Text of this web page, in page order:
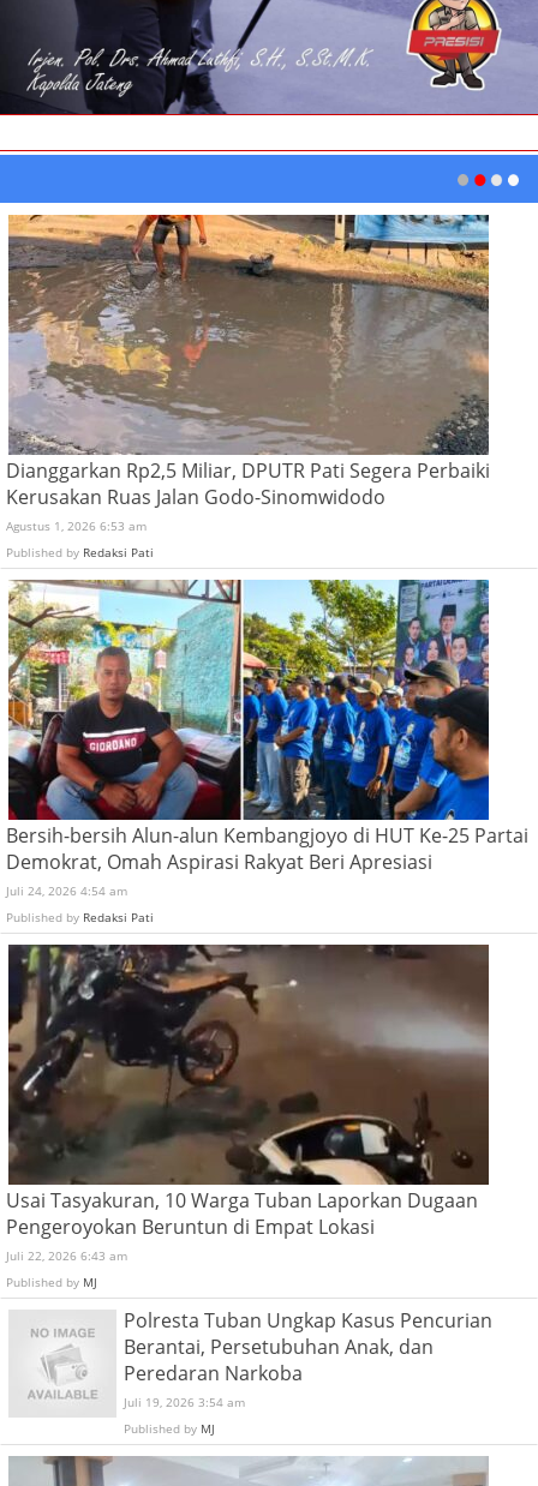
Dianggarkan Rp2,5 Miliar, DPUTR Pati Segera Perbaiki
Kerusakan Ruas Jalan Godo-Sinomwidodo
Agustus 1, 2026 6:53 am
Published by Redaksi Pati
Bersih-bersih Alun-alun Kembangjoyo di HUT Ke-25 Partai
Demokrat, Omah Aspirasi Rakyat Beri Apresiasi
Juli 24, 2026 4:54 am
Published by Redaksi Pati
Usai Tasyakuran, 10 Warga Tuban Laporkan Dugaan
Pengeroyokan Beruntun di Empat Lokasi
Juli 22, 2026 6:43 am
Published by MJ
Polresta Tuban Ungkap Kasus Pencurian
Berantai, Persetubuhan Anak, dan
Peredaran Narkoba
Juli 19, 2026 3:54 am
Published by MJ